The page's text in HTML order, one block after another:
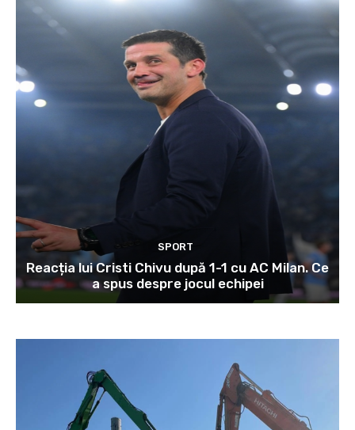
SPORT
Reacția lui Cristi Chivu după 1-1 cu AC Milan. Ce
a spus despre jocul echipei